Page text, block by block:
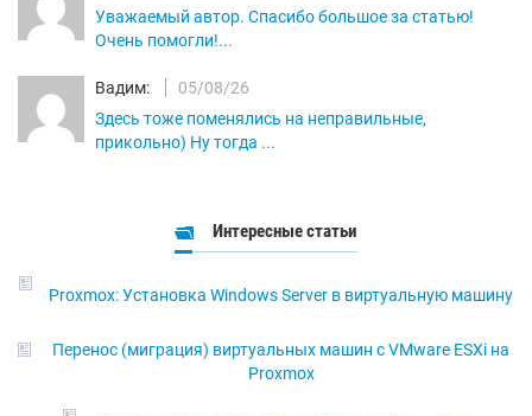
Уважаемый автор. Спасибо большое за статью!
Очень помогли!...
Вадим:
05/08/26
Здесь тоже поменялись на неправильные,
прикольно) Ну тогда ...
Интересные статьи
Proxmox: Установка Windows Server в виртуальную машину
Перенос (миграция) виртуальных машин с VMware ESXi на
Proxmox